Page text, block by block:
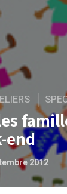
end
2012